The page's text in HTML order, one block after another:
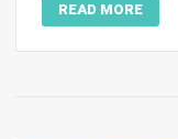
READ MORE